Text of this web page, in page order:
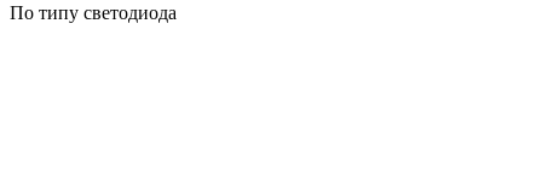
По типу светодиода